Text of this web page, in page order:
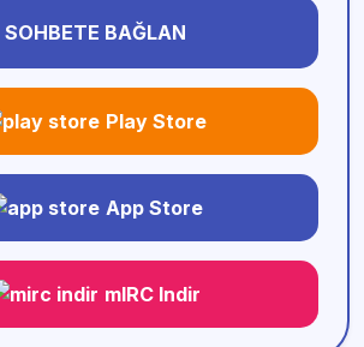
SOHBETE BAĞLAN
Play Store
App Store
mIRC Indir